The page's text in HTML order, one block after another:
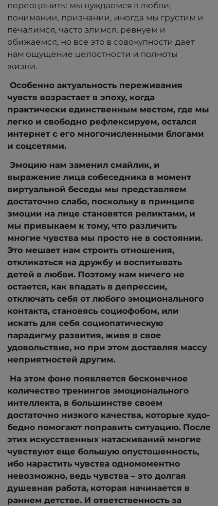
переоценить: мы нуждаемся в любви,
понимании, признании, иногда мы грустим и
печалимся, часто злимся, ревнуем и
обижаемся, но все это в совокупности дает
нам ощущение целостности и полноты
жизни.
Особенно актуальность переживания
чувств возрастает в эпоху, когда
практически единственным местом, где мы
легко и свободно рефлексируем, остался
интернет с его многочисленными блогами
и соцсетями.
Эмоцию нам заменил смайлик, и
выражение лица собеседника в момент
виртуальной беседы мы представляем
достаточно слабо, поскольку в принципе
эмоции на лице становятся реликтами, и
мы привыкаем к тому, что различить
многие чувства мы просто не в состоянии.
Это мешает нам строить отношения,
откликаться на дружбу и воспитывать
детей в любви. Поэтому нам ничего не
остается, как впадать в депрессии,
отключать себя от любого эмоционального
контакта, становясь социофобом, или
искать для себя социопатическую
парадигму развития, живя в свое
удовольствие, но при этом доставляя массу
неприятностей другим.
На этом фоне появляется бесконечное
количество тренингов эмоционального
интеллекта, в большинстве своем
достаточно низкого качества, которые худо-
бедно помогают поправить ситуацию. После
этих искусственных натаскиваний многие
чувствуют еще большую опустошенность,
ибо нарастить чувства одномоментно
невозможно, ведь чувства – это долгая
душевная работа, которая начинается в
раннем детстве. И ответственность за